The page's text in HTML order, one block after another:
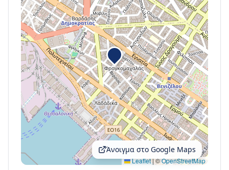
Leaflet|©OpenStreetMap
Άνοιγμα στο Google Maps